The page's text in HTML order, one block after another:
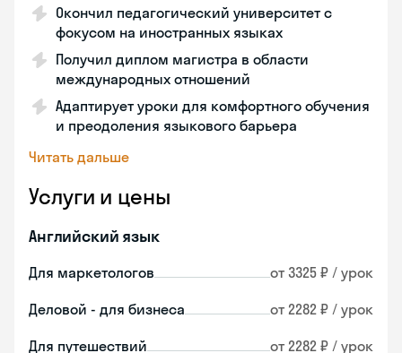
Окончил педагогический университет с
фокусом на иностранных языках
Получил диплом магистра в области
международных отношений
Адаптирует уроки для комфортного обучения
и преодоления языкового барьера
Читать дальше
Услуги и цены
Английский язык
Для маркетологов от 3325 ₽ / урок
Деловой - для бизнеса от 2282 ₽ / урок
Для путешествий от 2282 ₽ / урок